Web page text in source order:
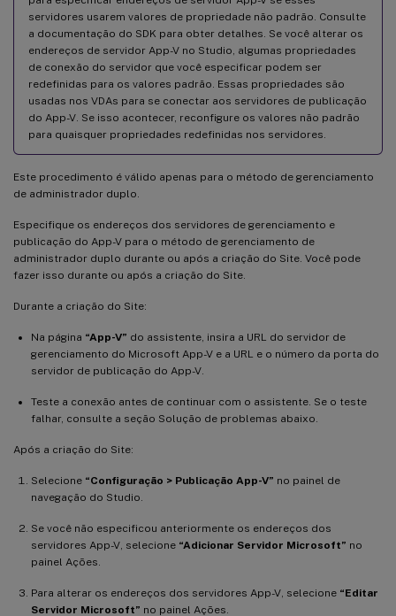
servidores usarem valores de propriedade não padrão. Consulte
a documentação do SDK para obter detalhes. Se você alterar os
endereços de servidor App-V no Studio, algumas propriedades
de conexão do servidor que você especificar podem ser
redefinidas para os valores padrão. Essas propriedades são
usadas nos VDAs para se conectar aos servidores de publicação
do App-V. Se isso acontecer, reconfigure os valores não padrão
para quaisquer propriedades redefinidas nos servidores.
Este procedimento é válido apenas para o método de gerenciamento
de administrador duplo.
Especifique os endereços dos servidores de gerenciamento e
publicação do App-V para o método de gerenciamento de
administrador duplo durante ou após a criação do Site. Você pode
fazer isso durante ou após a criação do Site.
Durante a criação do Site:
Na página “App-V” do assistente, insira a URL do servidor de
gerenciamento do Microsoft App-V e a URL e o número da porta do
servidor de publicação do App-V.
Teste a conexão antes de continuar com o assistente. Se o teste
falhar, consulte a seção Solução de problemas abaixo.
Após a criação do Site:
Selecione “Configuração > Publicação App-V” no painel de
navegação do Studio.
Se você não especificou anteriormente os endereços dos
servidores App-V, selecione “Adicionar Servidor Microsoft” no
painel Ações.
Para alterar os endereços dos servidores App-V, selecione “Editar
Servidor Microsoft” no painel Ações.